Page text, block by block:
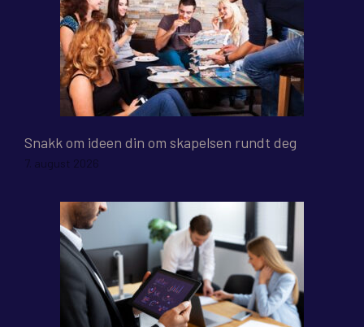
Snakk om ideen din om skapelsen rundt deg
7. august 2026